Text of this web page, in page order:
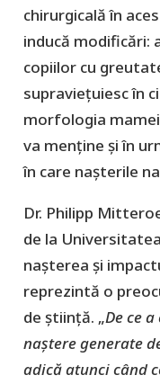
chirurgicală în
inducă modificări:
copiilor cu
supraviețuiesc în
morfologia
va menține și în
în care nașterile
Dr. Philipp
de la
nașterea și
reprezintă o
de știință. „De ce
naștere generate
adică atunci când